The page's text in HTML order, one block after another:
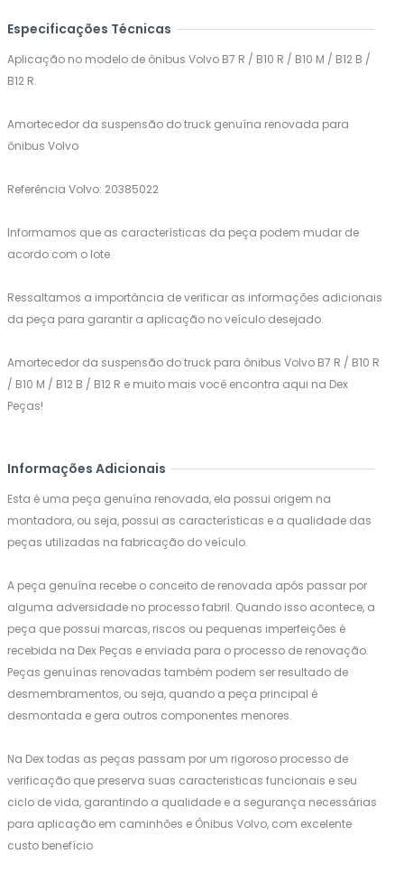
Especificações Técnicas
Aplicação no modelo de ônibus Volvo B7 R / B10 R / B10 M / B12 B /
B12 R.
Amortecedor da suspensão do truck genuína renovada para
ônibus Volvo
Referência Volvo: 20385022
Informamos que as características da peça podem mudar de
acordo com o lote.
Ressaltamos a importância de verificar as informações adicionais
da peça para garantir a aplicação no veículo desejado.
Amortecedor da suspensão do truck para ônibus Volvo B7 R / B10 R
/ B10 M / B12 B / B12 R e muito mais você encontra aqui na Dex
Peças!
Informações Adicionais
Esta é uma peça genuína renovada, ela possui origem na
montadora, ou seja, possui as características e a qualidade das
peças utilizadas na fabricação do veículo.
A peça genuína recebe o conceito de renovada após passar por
alguma adversidade no processo fabril. Quando isso acontece, a
peça que possui marcas, riscos ou pequenas imperfeições é
recebida na Dex Peças e enviada para o processo de renovação.
Peças genuínas renovadas também podem ser resultado de
desmembramentos, ou seja, quando a peça principal é
desmontada e gera outros componentes menores.
Na Dex todas as peças passam por um rigoroso processo de
verificação que preserva suas caracteristicas funcionais e seu
ciclo de vida, garantindo a qualidade e a segurança necessárias
para aplicação em caminhões e Ônibus Volvo, com excelente
custo benefício